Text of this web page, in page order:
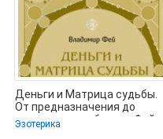
Деньги и Матрица судьбы.
От предназначения до
денежного изобилия - Фей
Владимир
Эзотерика